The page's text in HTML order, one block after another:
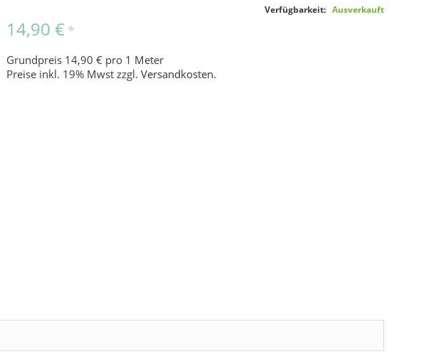
Verfügbarkeit: Ausverkauft
14,90 € *
Grundpreis 14,90 € pro 1 Meter
Preise inkl. 19% Mwst zzgl.Versandkosten.